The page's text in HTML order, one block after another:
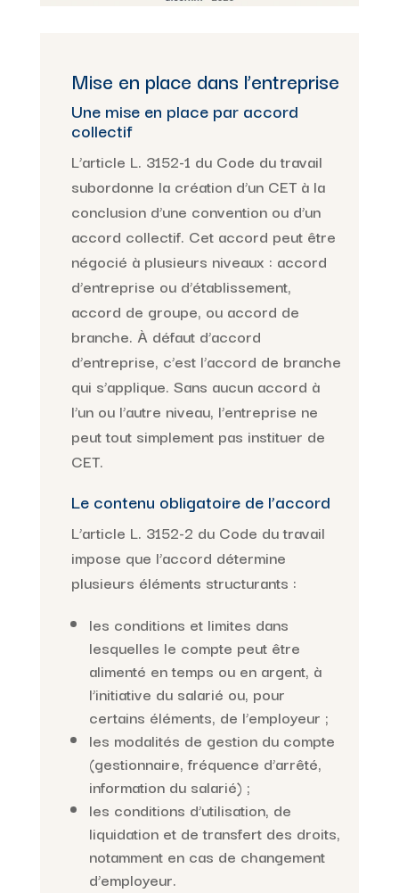
Mise en place dans l’entreprise
Une mise en place par accord
collectif
L’article L. 3152-1 du Code du travail
subordonne la création d’un CET à la
conclusion d’une convention ou d’un
accord collectif. Cet accord peut être
négocié à plusieurs niveaux : accord
d’entreprise ou d’établissement,
accord de groupe, ou accord de
branche. À défaut d’accord
d’entreprise, c’est l’accord de branche
qui s’applique. Sans aucun accord à
l’un ou l’autre niveau, l’entreprise ne
peut tout simplement pas instituer de
CET.
Le contenu obligatoire de l’accord
L’article L. 3152-2 du Code du travail
impose que l’accord détermine
plusieurs éléments structurants :
les conditions et limites dans
lesquelles le compte peut être
alimenté en temps ou en argent, à
l’initiative du salarié ou, pour
certains éléments, de l’employeur ;
les modalités de gestion du compte
(gestionnaire, fréquence d’arrêté,
information du salarié) ;
les conditions d’utilisation, de
liquidation et de transfert des droits,
notamment en cas de changement
d’employeur.